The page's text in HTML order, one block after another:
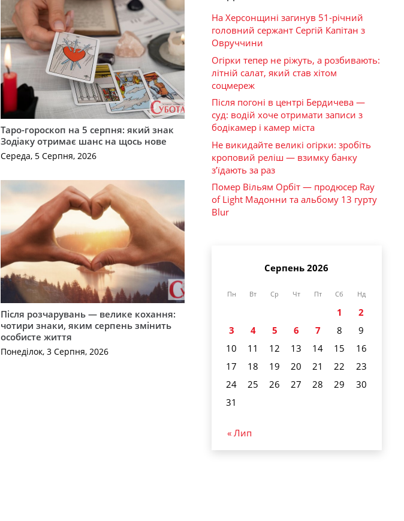
Таро-гороскоп на 5 серпня: який знак
Зодіаку отримає шанс на щось нове
Середа, 5 Серпня, 2026
Після розчарувань — велике кохання:
чотири знаки, яким серпень змінить
особисте життя
Понеділок, 3 Серпня, 2026
На Херсонщині загинув 51-річний
головний сержант Сергій Капітан з
Овруччини
Огірки тепер не ріжуть, а розбивають:
літній салат, який став хітом
соцмереж
Після погоні в центрі Бердичева —
суд: водій хоче отримати записи з
бодікамер і камер міста
Не викидайте великі огірки: зробіть
кроповий реліш — взимку банку
з’їдають за раз
Помер Вільям Орбіт — продюсер Ray
of Light Мадонни та альбому 13 гурту
Blur
Серпень 2026
Пн Вт Ср Чт Пт Сб Нд
1
2
3
4 5 6 7 8
9
10
11 12 13 14 15
16
17
18 19 20 21 22
23
24
25 26 27 28 29
30
31
« Лип